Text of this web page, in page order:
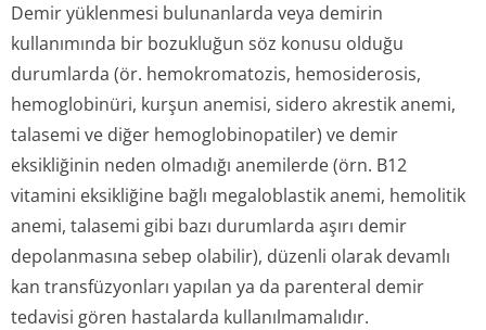
Demir yüklenmesi bulunanlarda veya demirin
kullanımında bir bozukluğun söz konusu olduğu
durumlarda (ör. hemokromatozis, hemosiderosis,
hemoglobinüri, kurşun anemisi, sidero akrestik anemi,
talasemi ve diğer hemoglobinopatiler) ve demir
eksikliğinin neden olmadığı anemilerde (örn. B12
vitamini eksikliğine bağlı megaloblastik anemi, hemolitik
anemi, talasemi gibi bazı durumlarda aşırı demir
depolanmasına sebep olabilir), düzenli olarak devamlı
kan transfüzyonları yapılan ya da parenteral demir
tedavisi gören hastalarda kullanılmamalıdır.